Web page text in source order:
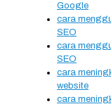
Google
cara
SEO
cara
SEO
cara
website
cara